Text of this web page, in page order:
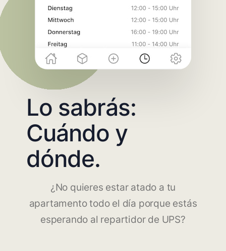
Lo sabrás:
Cuándo y
dónde.
¿No quieres estar atado a tu
apartamento todo el día porque estás
esperando al repartidor de UPS?